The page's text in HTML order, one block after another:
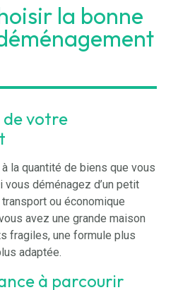
la bonne
de votre
la quantité de biens que vous
déménagez d’un petit
ou économique
avez une grande maison
fragiles, une formule plus
adaptée.
à parcourir